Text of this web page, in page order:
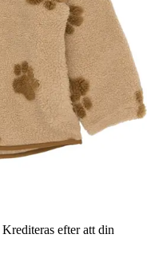
Krediteras efter att din